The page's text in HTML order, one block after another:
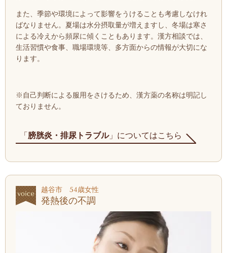
また、季節や環境によって影響をうけることも考慮しなけれ
ばなりません。夏場は水分摂取量が増えますし、冬場は寒さ
による冷えから頻尿に傾くこともあります。漢方相談では、
生活習慣や食事、職場環境等、多方面からの情報が大切にな
ります。
※自己判断による服用をさけるため、漢方薬の名称は明記し
ておりません。
「膀胱炎・排尿トラブル」についてはこちら
越谷市 54歳女性
発熱後の不調